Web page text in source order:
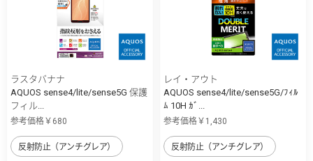
ラスタバナナ
AQUOS sense4/lite/sense5G 保護
フィル...
参考価格￥680
反射防止（アンチグレア）
レイ・アウト
AQUOS sense4/lite/sense5G/ﾌｨﾙ
ﾑ 10H ｶﾞ...
参考価格￥1,430
反射防止（アンチグレア）